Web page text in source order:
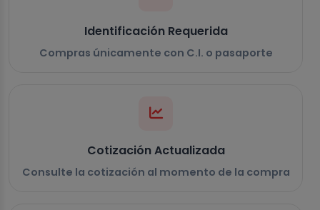
Identificación Requerida
Compras únicamente con C.I. o pasaporte
Cotización Actualizada
Consulte la cotización al momento de la compra